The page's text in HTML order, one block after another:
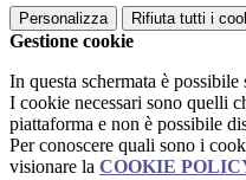
Personalizza Rifiuta tutti i
Gestione cookie
In questa schermata è
I cookie necessari sono quelli
piattaforma e non è possibile
Per conoscere quali sono i
visionare la COOKIE